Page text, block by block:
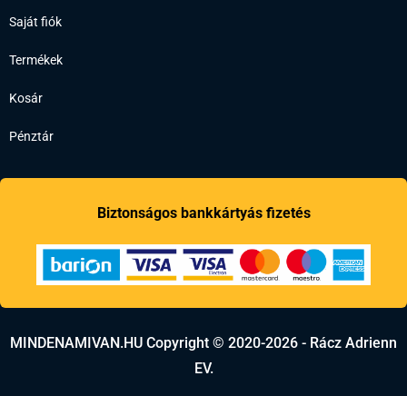
Saját fiók
Termékek
Kosár
Pénztár
Biztonságos bankkártyás fizetés
MINDENAMIVAN.HU Copyright © 2020-2026 - Rácz Adrienn
EV.